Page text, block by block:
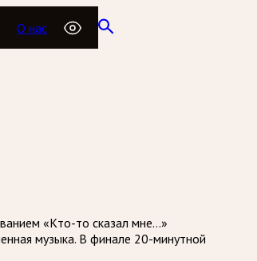
О нас
«Кто-то сказал мне…»
музыка. В финале 20-минутной